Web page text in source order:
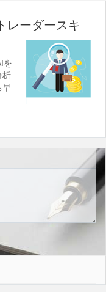
レーダースキ
を
析
早